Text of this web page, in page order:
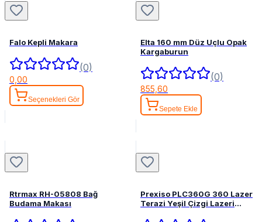
Falo Kepli Makara
(0)
0,00
Seçenekleri Gör
Elta 160 mm Düz Uçlu Opak
Kargaburun
(0)
855,60
Sepete Ekle
Rtrmax RH-05808 Bağ
Budama Makası
Prexiso PLC360G 360 Lazer
Terazi Yeşil Çizgi Lazeri